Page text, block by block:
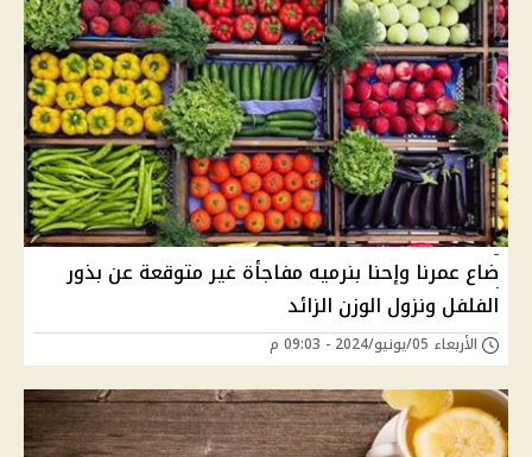
ضاع عمرنا وإحنا بنرميه مفاجأة غير متوقعة عن بذور
الفلفل ونزول الوزن الزائد
الأربعاء 05/يونيو/2024 - 09:03 م